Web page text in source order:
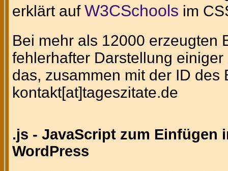
erklärt auf W3CSchools im
Bei mehr als 12000 erzeugten
fehlerhafter Darstellung
das, zusammen mit der ID
kontakt[at]tageszitate.de
.js - JavaScript zum Einfügen
WordPress